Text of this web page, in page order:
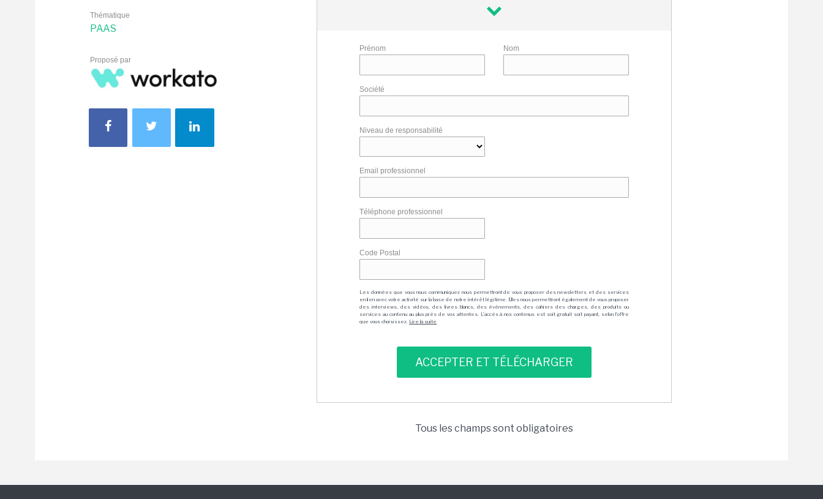
Thématique
PAAS
Proposé par
Prénom Nom
Société
Niveau de responsabilité
Email professionnel
Téléphone professionnel
Code Postal
Les données que vous nous communiquez nous permettront de vous proposer des newsletters et des services
en lien avec votre activité sur la base de notre intérêt légitime. Elles nous permettront également de vous proposer
des interviews, des vidéos, des livres blancs, des événements, des cahiers des charges, des produits ou
services au contenu au plus près de vos attentes. L'accès à nos contenus est soit gratuit soit payant, selon l'offre
que vous choisissez. Lire la suite
Tous les champs sont obligatoires